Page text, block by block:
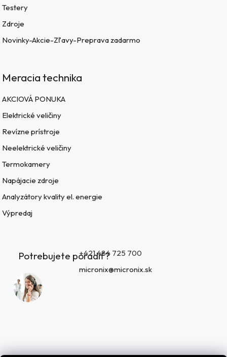
Testery
Zdroje
Novinky-Akcie-Zľavy-Preprava zadarmo
Meracia technika
AKCIOVÁ PONUKA
Elektrické veličiny
Revízne prístroje
Neelektrické veličiny
Termokamery
Napájacie zdroje
Analyzátory kvality el. energie
Výpredaj
Potrebujete poradiť?+421 484 725 700
micronix@micronix.sk